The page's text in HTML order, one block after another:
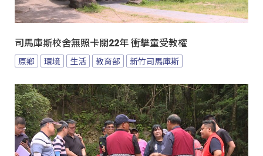
司馬庫斯校舍無照卡關22年 衝擊童受教權
原鄉 環境 生活 教育部 新竹司馬庫斯